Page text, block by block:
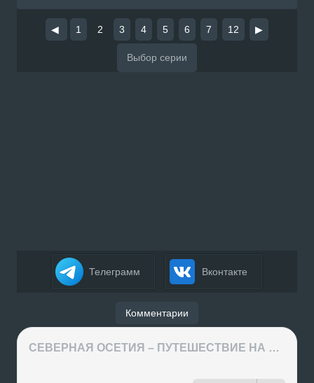
◀ 1 2 3 4 5 6 7 12 ▶
Телеграмм Вконтакте
Комментарии
СЕВЕРНАЯ ОСЕТИЯ – ПУТЕШЕСТВИЕ НА КАВКАЗ часть 4